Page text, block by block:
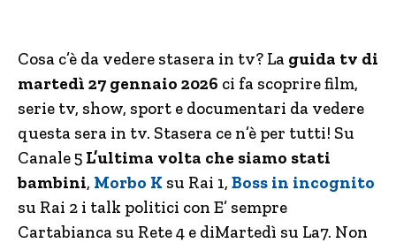
Cosa c’è da vedere stasera in tv? La guida tv di
martedì 27 gennaio 2026 ci fa scoprire film,
serie tv, show, sport e documentari da vedere
questa sera in tv. Stasera ce n’è per tutti! Su
Canale 5 L’ultima volta che siamo stati
bambini, Morbo K su Rai 1, Boss in incognito
su Rai 2 i talk politici con E’ sempre
Cartabianca su Rete 4 e diMartedì su La7. Non